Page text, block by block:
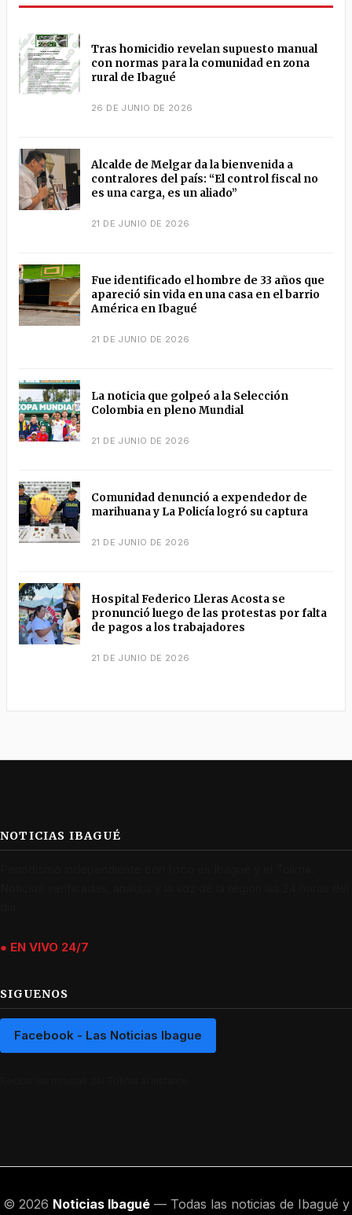
Tras homicidio revelan supuesto manual
con normas para la comunidad en zona
rural de Ibagué
26 DE JUNIO DE 2026
Alcalde de Melgar da la bienvenida a
contralores del país: “El control fiscal no
es una carga, es un aliado”
21 DE JUNIO DE 2026
Fue identificado el hombre de 33 años que
apareció sin vida en una casa en el barrio
América en Ibagué
21 DE JUNIO DE 2026
La noticia que golpeó a la Selección
Colombia en pleno Mundial
21 DE JUNIO DE 2026
Comunidad denunció a expendedor de
marihuana y La Policía logró su captura
21 DE JUNIO DE 2026
Hospital Federico Lleras Acosta se
pronunció luego de las protestas por falta
de pagos a los trabajadores
21 DE JUNIO DE 2026
NOTICIAS IBAGUÉ
● EN VIVO 24/7
SIGUENOS
Facebook - Las Noticias Ibague
© 2026 Noticias Ibagué— Todas las noticias de Ibagué y